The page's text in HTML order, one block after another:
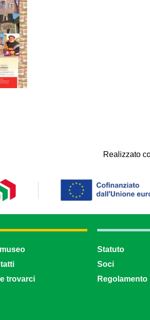
Realizzato
trovarci
Statuto
Soci
Regolamento